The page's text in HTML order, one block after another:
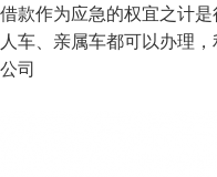
款作为应急的权宜之计
车、亲属车都可以办理
司